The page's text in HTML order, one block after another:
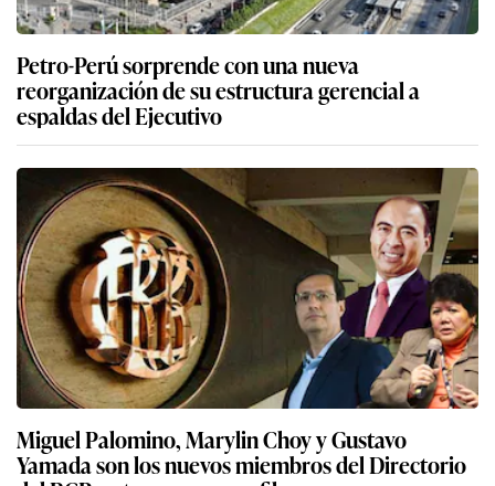
Petro-Perú sorprende con una nueva
reorganización de su estructura gerencial a
espaldas del Ejecutivo
Miguel Palomino, Marylin Choy y Gustavo
Yamada son los nuevos miembros del Directorio